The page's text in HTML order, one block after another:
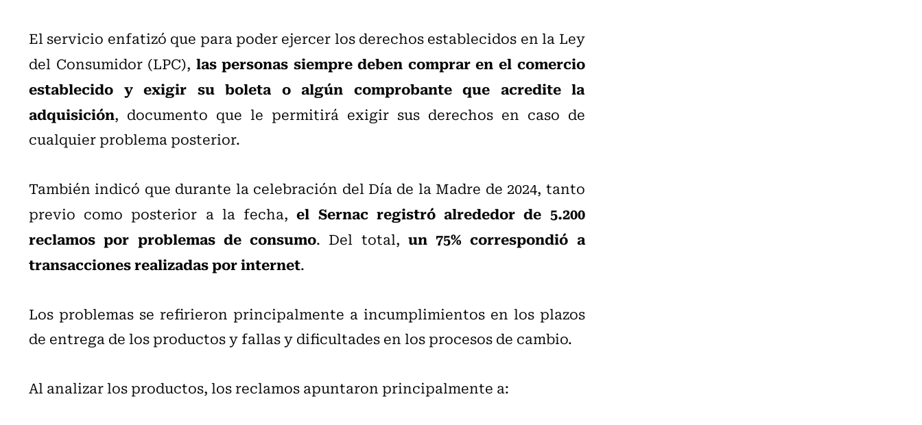
El servicio enfatizó que para poder ejercer los derechos establecidos en la Ley
del Consumidor (LPC), las personas siempre deben comprar en el comercio
establecido y exigir su boleta o algún comprobante que acredite la
adquisición, documento que le permitirá exigir sus derechos en caso de
cualquier problema posterior.
También indicó que durante la celebración del Día de la Madre de 2024, tanto
previo como posterior a la fecha,el Sernac registró alrededor de 5.200
reclamos por problemas de consumo. Del total, un 75% correspondió a
transacciones realizadas por internet.
Los problemas se refirieron principalmente a incumplimientos en los plazos
de entrega de los productos y fallas y dificultades en los procesos de cambio.
Al analizar los productos, los reclamos apuntaron principalmente a: